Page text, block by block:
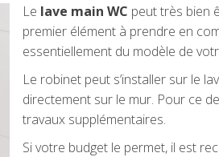
Le lave main WC peut très bien
premier élément à prendre en
essentiellement du modèle de
Le robinet peut s’installer sur le
directement sur le mur. Pour ce
travaux supplémentaires.
Si votre budget le permet, il est